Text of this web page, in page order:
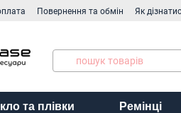
Повернення та обмін Як
та плівки Ремінці